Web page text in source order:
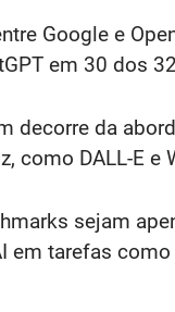
Google e
em 30 dos
decorre da
como DALL-E e
sejam
em tarefas